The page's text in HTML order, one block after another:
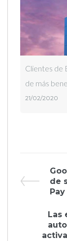
Clientes de
de más
21/02/2020
de
Pay
Next
Post
Las